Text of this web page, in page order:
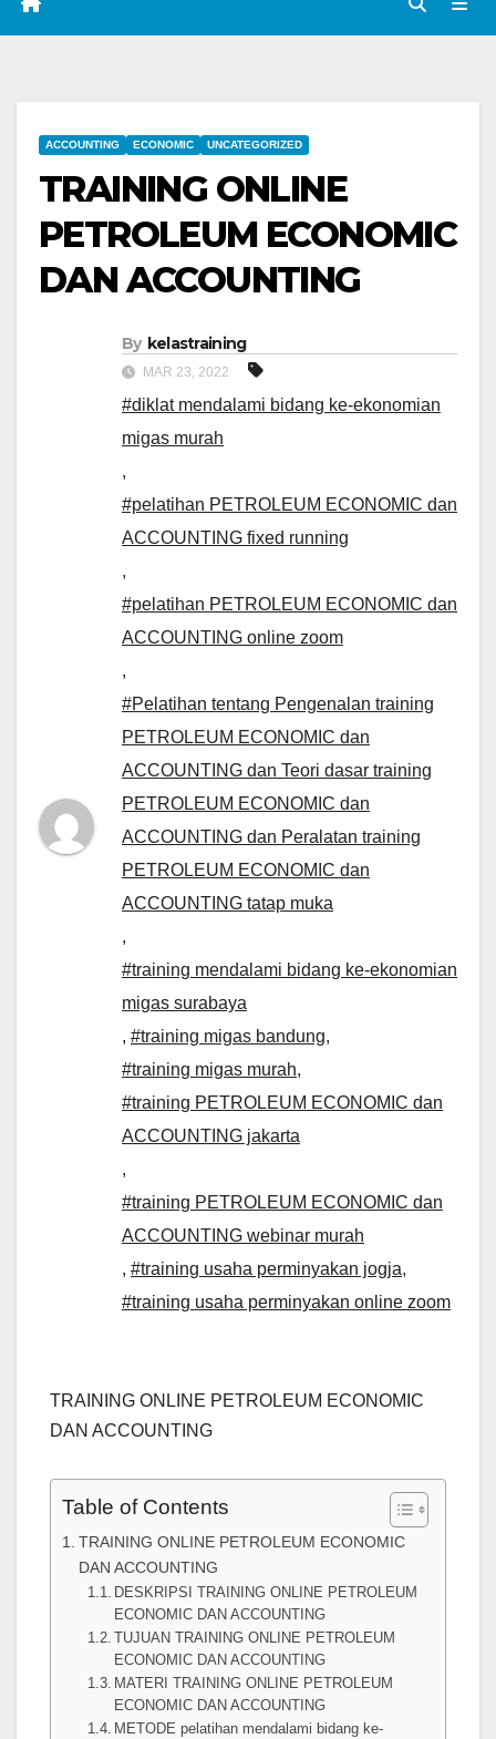
ACCOUNTING ECONOMIC UNCATEGORIZED
TRAINING ONLINE
PETROLEUM ECONOMIC
DAN ACCOUNTING
By kelastraining
MAR 23, 2022
#diklat mendalami bidang ke-ekonomian
migas murah
,
#pelatihan PETROLEUM ECONOMIC dan
ACCOUNTING fixed running
,
#pelatihan PETROLEUM ECONOMIC dan
ACCOUNTING online zoom
,
#Pelatihan tentang Pengenalan training
PETROLEUM ECONOMIC dan
ACCOUNTING dan Teori dasar training
PETROLEUM ECONOMIC dan
ACCOUNTING dan Peralatan training
PETROLEUM ECONOMIC dan
ACCOUNTING tatap muka
,
#training mendalami bidang ke-ekonomian
migas surabaya
, #training migas bandung,
#training migas murah,
#training PETROLEUM ECONOMIC dan
ACCOUNTING jakarta
,
#training PETROLEUM ECONOMIC dan
ACCOUNTING webinar murah
, #training usaha perminyakan jogja,
#training usaha perminyakan online zoom
TRAINING ONLINE PETROLEUM ECONOMIC
DAN ACCOUNTING
Table of Contents
TRAINING ONLINE PETROLEUM ECONOMIC
DAN ACCOUNTING
DESKRIPSI TRAINING ONLINE PETROLEUM
ECONOMIC DAN ACCOUNTING
TUJUAN TRAINING ONLINE PETROLEUM
ECONOMIC DAN ACCOUNTING
MATERI TRAINING ONLINE PETROLEUM
ECONOMIC DAN ACCOUNTING
METODE pelatihan mendalami bidang ke-